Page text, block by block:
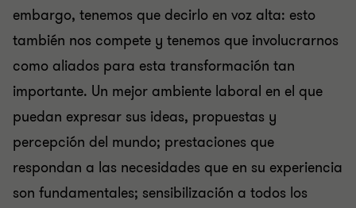
embargo, tenemos que decirlo en voz alta: esto
también nos compete y tenemos que involucrarnos
como aliados para esta transformación tan
importante. Un mejor ambiente laboral en el que
puedan expresar sus ideas, propuestas y
percepción del mundo; prestaciones que
respondan a las necesidades que en su experiencia
son fundamentales; sensibilización a todos los